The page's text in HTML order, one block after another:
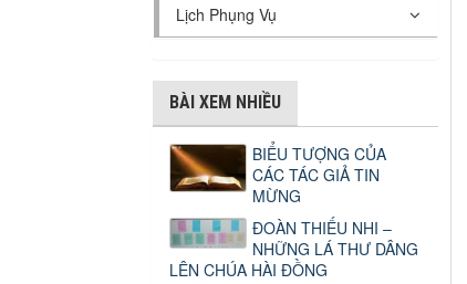
Lịch Phụng Vụ
BÀI XEM NHIỀU
BIỂU TƯỢNG CỦA
CÁC TÁC GIẢ TIN
MỪNG
ĐOÀN THIẾU NHI –
NHỮNG LÁ THƯ DÂNG
LÊN CHÚA HÀI ĐỒNG